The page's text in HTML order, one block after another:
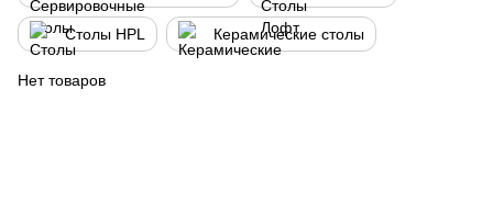
Столы HPL Керамические столы
Нет товаров